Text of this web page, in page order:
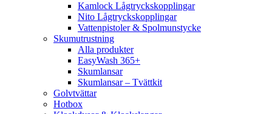
Kamlock Lågtryckskopplingar
Nito Lågtryckskopplingar
Vattenpistoler & Spolmunstycke
Skumutrustning
Alla produkter
EasyWash 365+
Skumlansar
Skumlansar – Tvättkit
Golvtvättar
Hotbox